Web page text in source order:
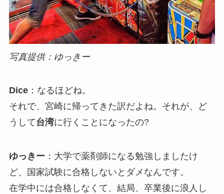
写真提供：ゆっきー
Dice：なるほどね。
それで、宮崎に帰ってきた訳だよね。それが、ど
うして台湾に行くことになったの?
ゆっきー ：大学で薬剤師になる勉強しましたけ
ど、国家試験に合格しないとダメなんです。
在学中には合格しなくて、結局、卒業後に浪人し